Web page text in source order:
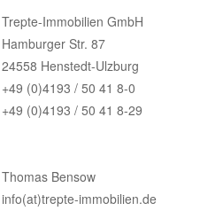
Trepte-Immobilien GmbH
Hamburger Str. 87
24558 Henstedt-Ulzburg
+49 (0)4193 / 50 41 8-0
+49 (0)4193 / 50 41 8-29
Thomas Bensow
info(at)trepte-immobilien.de